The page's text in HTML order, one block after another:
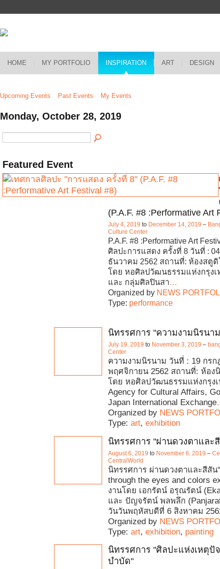
HOME MY PORTFOLIO INSPIRATION ART DESIGN
Upcoming Events Past Events My Events
Monday, October 28, 2019
Featured Event
(P.A.F. #8 :Performative Art
July 4, 2019 to December 14, 2019 –
Culture Center
P.A.F. #8 :Performative Art
ศิลปะการแสดง ครั้งที่ 8 วันที่ :
ธันวาคม 2562 สถานที่: ห้องสตู
โดย หอศิลปวัฒนธรรมแห่งกรุง
และ กลุ่มศิลปินสา
Organized by NEWS
Type: performance
นิทรรศการ "ความงามนิรนา
July 19, 2019 to November 3, 2019 –
Center
ความงามนิรนาม วันที่ : 19 กรก
พฤศจิกายน 2562 สถานที่: ห้อง
โดย หอศิลปวัฒนธรรมแห่งกรุง
Agency for Cultural Affairs,
Japan International Exchange
Organized by NEWS
Type: art, exhibition
นิทรรศการ "ผ่านดวงตาและ
August 6, 2019 to November 6, 2019 –
CentralWorld
นิทรรศการ ผ่านดวงตาและสีสัน
through the eyes and colors
งานโดย เอกรัตน์ อรุณรัตน์
และ ปัญจรัตน์ พลพลึก
วันวันพฤหัสบดีที่ 6 สิงหาคม
Organized by NEWS
Type: art, exhibition, painting
นิทรรศการ "ศิลปะแห่งเหตุปั
บำบัด"